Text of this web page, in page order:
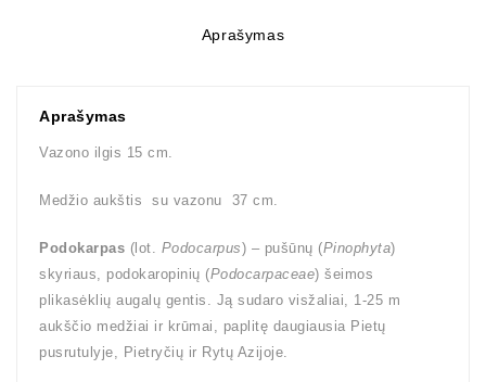
Aprašymas
Aprašymas
Vazono ilgis 15 cm.
Medžio aukštis su vazonu 37 cm.
Podokarpas (lot. Podocarpus) – pušūnų (Pinophyta)
skyriaus, podokaropinių (Podocarpaceae) šeimos
plikasėklių augalų gentis. Ją sudaro visžaliai, 1-25 m
aukščio medžiai ir krūmai, paplitę daugiausia Pietų
pusrutulyje, Pietryčių ir Rytų Azijoje.